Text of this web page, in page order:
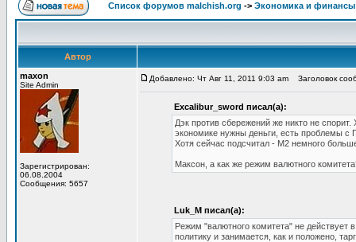
Список форумов malchish.org -> Экономика и финансы
Автор
maxon
Site Admin
Зарегистрирован:
06.08.2004
Сообщения: 5657
Добавлено: Чт Авг 11, 2011 9:03 am Заголовок
Excalibur_sword писал(а):
Дэк против сбережений же никто не
экономике нужны деньги, есть проблемы
Хотя сейчас подсчитал - М2 немного
Максон, а как же режим валютного
Luk_M писал(а):
Режим "валютного комитета" не действует
политику и занимается, как и положено,